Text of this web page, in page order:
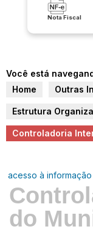
Nota Fiscal
Você está
Home
Outras
Estrutura
Controladoria
acesso à informação
do